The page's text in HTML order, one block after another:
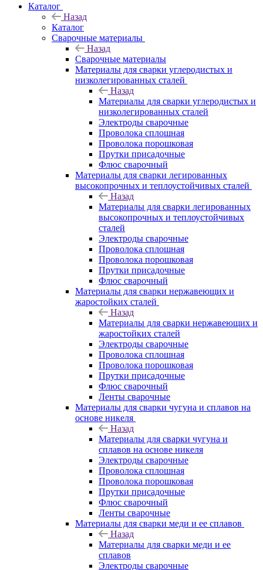
Каталог
Назад
Каталог
Сварочные материалы
Назад
Сварочные материалы
Материалы для сварки углеродистых и
низколегированных сталей
Назад
Материалы для сварки углеродистых и
низколегированных сталей
Электроды сварочные
Проволока сплошная
Проволока порошковая
Прутки присадочные
Флюс сварочный
Материалы для сварки легированных
высокопрочных и теплоустойчивых сталей
Назад
Материалы для сварки легированных
высокопрочных и теплоустойчивых
сталей
Электроды сварочные
Проволока сплошная
Проволока порошковая
Прутки присадочные
Флюс сварочный
Материалы для сварки нержавеющих и
жаростойких сталей
Назад
Материалы для сварки нержавеющих и
жаростойких сталей
Электроды сварочные
Проволока сплошная
Проволока порошковая
Прутки присадочные
Флюс сварочный
Ленты сварочные
Материалы для сварки чугуна и сплавов на
основе никеля
Назад
Материалы для сварки чугуна и
сплавов на основе никеля
Электроды сварочные
Проволока сплошная
Проволока порошковая
Прутки присадочные
Флюс сварочный
Ленты сварочные
Материалы для сварки меди и ее сплавов
Назад
Материалы для сварки меди и ее
сплавов
Электроды сварочные